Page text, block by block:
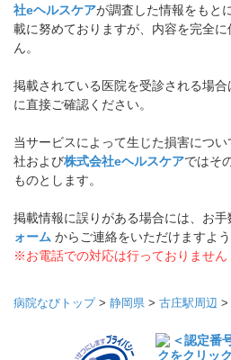
社eヘルスケアが調査した情報をもと
載に努めておりますが、内容を完全
ん。
掲載されている医院を受診される場
に直接ご確認ください。
当サービスによって生じた損害につ
社および株式会社eヘルスケアではそ
ものとします。
掲載情報に誤りがある場合には、お手
ォーム からご連絡をいただけますよ
※お電話での対応は行っておりません
病院なびトップ> 静岡県 > 古庄駅周辺 >